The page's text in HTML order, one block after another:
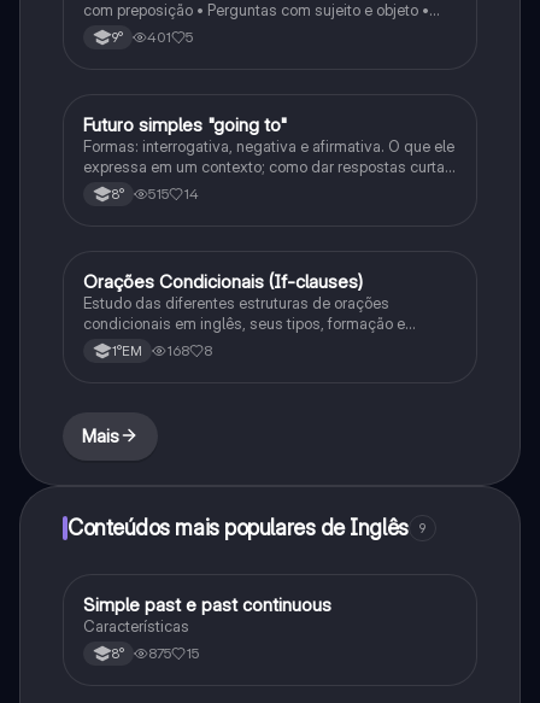
com preposição • Perguntas com sujeito e objeto •
Substantivos contáveis e incontáveis •
Quantificadores (some, any, much, many…) •
9° 401 5
Inglês
Futuro simples "going to"
Formas: interrogativa, negativa e afirmativa. O que ele
expressa em um contexto; como dar respostas curtas
em uma frase, e as junções com o verbo to be
8° 515 14
Inglês
Orações Condicionais (If-clauses)
Estudo das diferentes estruturas de orações
condicionais em inglês, seus tipos, formação e
exemplos de uso.
1°EM 168 8
Mais
Conteúdos mais populares de Inglês 9
Inglês
Simple past e past continuous
Características
8° 875 15